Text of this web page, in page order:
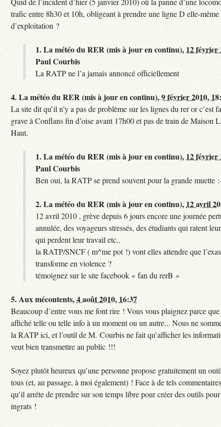
trafic entre 8h30 et 10h, obligeant à prendre une ligne D elle-
d’exploitation ?
1.La météo du RER (mis à jour en continu), 12 février
Paul Courbis
La RATP ne l’a jamais annoncé officiellement
4.La météo du RER (mis à jour en continu),9 février 2010,
La site dit qu’il n’y a pas de problème sur les lignes du rer or c’est
grave à Conflans fin d’oise avant 17h00 et pas de train de Maison
Haut.
1.La météo du RER (mis à jour en continu), 12 février
Paul Courbis
Ben oui, la RATP se prend souvent pour la grande muette
2.La météo du RER (mis à jour en continu), 12 avril
12 avril 2010 , grève depuis 6 jours encore une journée
annulée, des voyageurs stressés, des étudiants qui ratent
qui perdent leur travail etc..
la RATP/SNCF ( m^me pot !) vont elles attendre que
transforme en violence ?
témoignez sur le site facebook « fan du rerB »
5.Aux mécontents,4 août 2010, 16:37
Beaucoup d’entre vous me font rire ! Vous vous plaignez parce que
affiché telle ou telle info à un moment ou un autre... Nous ne
la RATP ici, et l’outil de M. Courbis ne fait qu’afficher les
veut bien transmettre au public !!!
Soyez plutôt heureux qu’une personne propose gratuitement un
tous (et, au passage, à moi également) ! Face à de tels
qu’il arrête de prendre sur son temps libre pour créer des outils
ingrats !